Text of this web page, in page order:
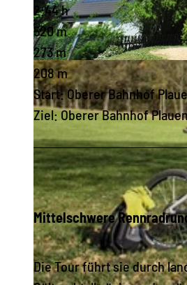
© FVV Rosenbach/ Vogtl. e.V. / Andreas Wetzel |CC-BY-
2:44 h
520 m
273 m
208 m
Start: Oberer Bahnhof
Ziel: Oberer Bahnhof
Mittelschwere
Die Tour führt sie durch